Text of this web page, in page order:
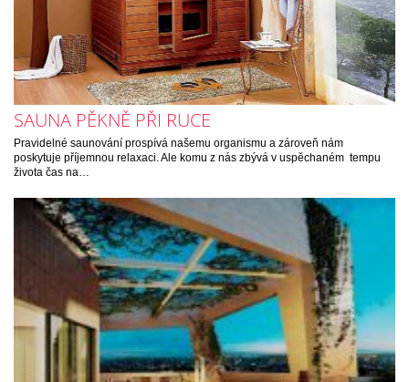
SAUNA PĚKNĚ PŘI RUCE
Pravidelné saunování prospívá našemu organismu a zároveň nám
poskytuje příjemnou relaxaci. Ale komu z nás zbývá v uspěchaném tempu
života čas na…